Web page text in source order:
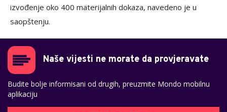
izvođenje oko 400 materijalnih dokaza, navedeno je u
saopštenju.
Naše vijesti ne morate da provjeravate
Budite bolje informisani od drugih, preuzmite Mondo mobilnu
aplikaciju